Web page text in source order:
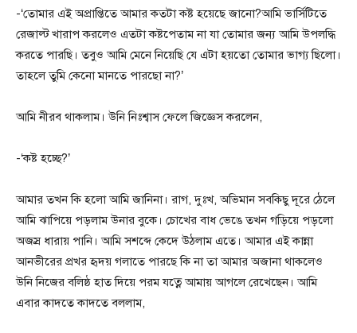
-‘তোমার এই অপ্রাপ্তিতে আমার কতটা কষ্ট হয়েছে জানো?আমি ভার্সিটিতে
রেজাল্ট খারাপ করলেও এতটা কষ্টপেতাম না যা তোমার জন্য আমি উপলদ্ধি
করতে পারছি। তবুও আমি মেনে নিয়েছি যে এটা হয়তো তোমার ভাগ্য ছিলো।
তাহলে তুমি কেনো মানতে পারছো না?’
আমি নীরব থাকলাম। উনি নিঃশ্বাস ফেলে জিজ্ঞেস করলেন,
-‘কষ্ট হচ্ছে?’
আমার তখন কি হলো আমি জানিনা। রাগ, দুঃখ, অভিমান সবকিছু দূরে ঠেলে
আমি ঝাপিয়ে পড়লাম উনার বুকে। চোখের বাধ ভেঙে তখন গড়িয়ে পড়লো
অজস্র ধারায় পানি। আমি সশব্দে কেদে উঠলাম এতে। আমার এই কান্না
আনভীরের প্রখর হৃদয় গলাতে পারছে কি না তা আমার অজানা থাকলেও
উনি নিজের বলিষ্ঠ হাত দিয়ে পরম যত্নে আমায় আগলে রেখেছেন। আমি
এবার কাদতে কাদতে বললাম,